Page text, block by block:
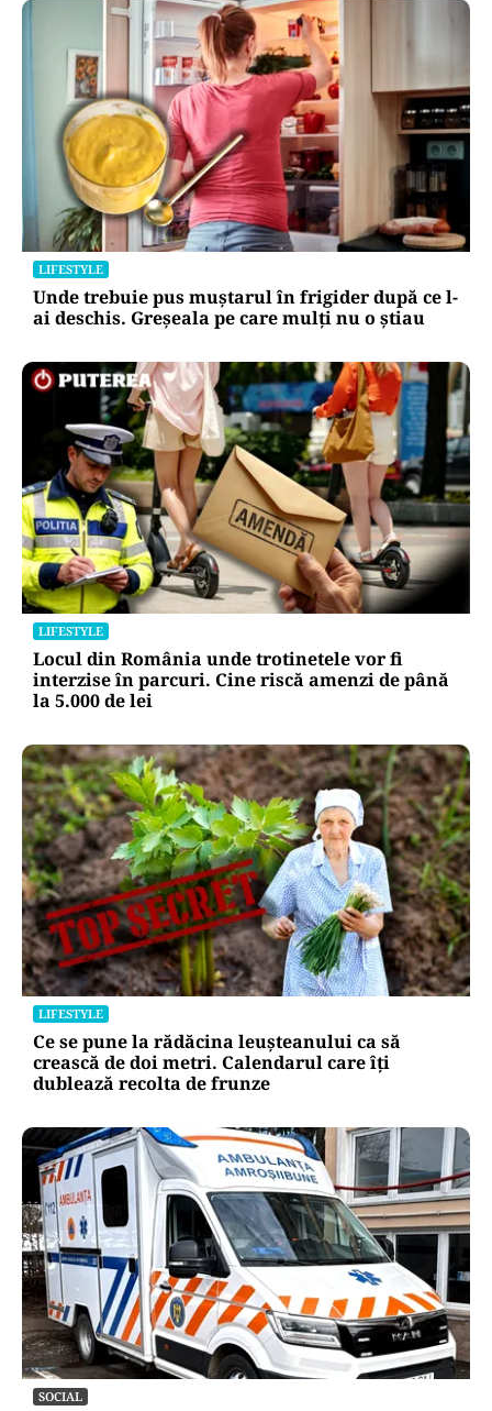
LIFESTYLE
Unde trebuie pus muștarul în frigider după ce l-
ai deschis. Greșeala pe care mulți nu o știau
LIFESTYLE
Locul din România unde trotinetele vor fi
interzise în parcuri. Cine riscă amenzi de până
la 5.000 de lei
LIFESTYLE
Ce se pune la rădăcina leușteanului ca să
crească de doi metri. Calendarul care îți
dublează recolta de frunze
SOCIAL